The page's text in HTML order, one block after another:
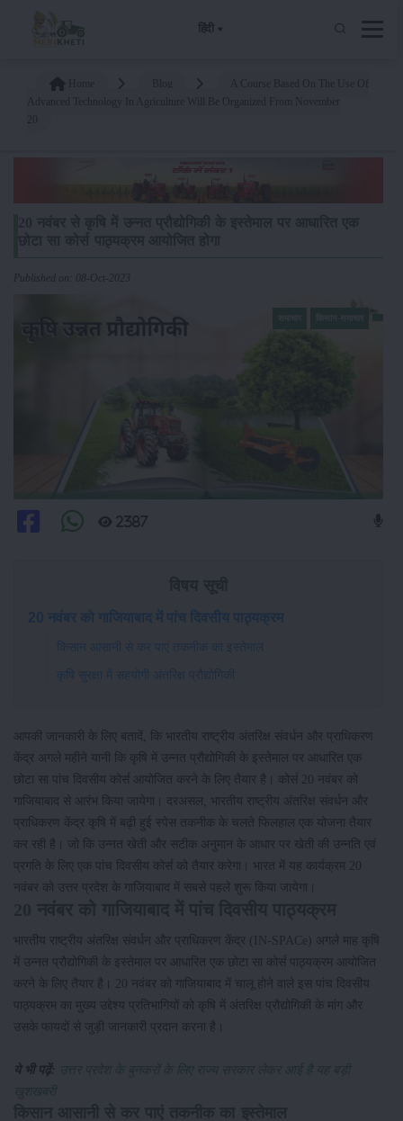
हिंदी
Published on: 08-Oct-2023
2387
20 नवंबर को गाजियाबाद में पांच दिवसीय पाठ्यक्रम
किसान आसानी से कर पाएं तकनीक का इस्तेमाल
कृषि सुरक्षा में सहयोगी अंतरिक्ष प्रौद्योगिकी
आपकी जानकारी के लिए बतादें, कि भारतीय राष्ट्रीय अंतरिक्ष संवर्धन और प्राधिकरण
केंद्र अगले महीने यानी कि कृषि में उन्नत प्रौद्योगिकी के इस्तेमाल पर आधारित एक
छोटा सा पांच दिवसीय कोर्स आयोजित करने के लिए तैयार है। कोर्स 20 नवंबर को
गाजियाबाद से आरंभ किया जायेगा। दरअसल, भारतीय राष्ट्रीय अंतरिक्ष संवर्धन और
प्राधिकरण केंद्र कृषि में बढ़ी हुई स्पेस तकनीक के चलते फिलहाल एक योजना तैयार
कर रही है। जो कि उन्नत खेती और सटीक अनुमान के आधार पर खेती की उन्नति एवं
प्रगति के लिए एक पांच दिवसीय कोर्स को तैयार करेगा। भारत में यह कार्यक्रम 20
नवंबर को उत्तर प्रदेश के गाजियाबाद में सबसे पहले शुरू किया जायेगा।
भारतीय राष्ट्रीय अंतरिक्ष संवर्धन और प्राधिकरण केंद्र (IN-SPACe) अगले माह कृषि
में उन्नत प्रौद्योगिकी के इस्तेमाल पर आधारित एक छोटा सा कोर्स पाठ्यक्रम आयोजित
करने के लिए तैयार है। 20 नवंबर को गाजियाबाद में चालू होने वाले इस पांच दिवसीय
पाठ्यक्रम का मुख्य उद्देश्य प्रतिभागियों को कृषि में अंतरिक्ष प्रौद्योगिकी के मांग और
उसके फायदों से जुड़ी जानकारी प्रदान करना है।
ये भी पढ़ें:
उत्तर प्रदेश के बुनकरों के लिए राज्य सरकार लेकर आई है यह बड़ी
खुशखबरी